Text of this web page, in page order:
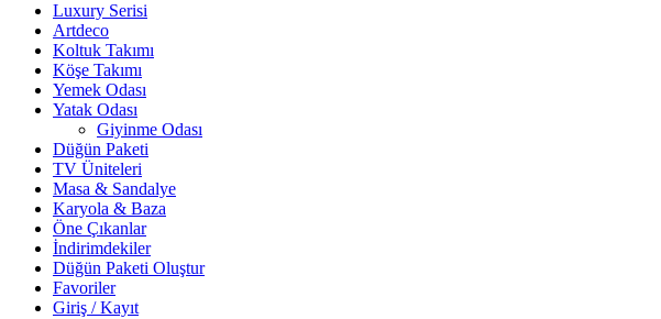
Luxury Serisi
Artdeco
Koltuk Takımı
Köşe Takımı
Yemek Odası
Yatak Odası
Giyinme Odası
Düğün Paketi
TV Üniteleri
Masa & Sandalye
Karyola & Baza
Öne Çıkanlar
İndirimdekiler
Düğün Paketi Oluştur
Favoriler
Giriş / Kayıt